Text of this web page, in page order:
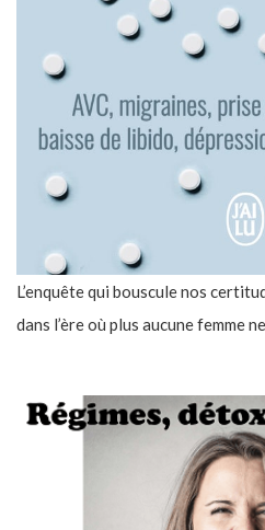
L’enquête qui bouscule nos
dans l’ère où plus aucune femme